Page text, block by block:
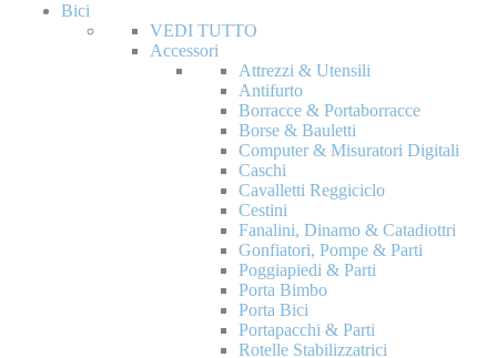
Bici
VEDI TUTTO
Accessori
Attrezzi & Utensili
Antifurto
Borracce & Portaborracce
Borse & Bauletti
Computer & Misuratori Digitali
Caschi
Cavalletti Reggiciclo
Cestini
Fanalini, Dinamo & Catadiottri
Gonfiatori, Pompe & Parti
Poggiapiedi & Parti
Porta Bimbo
Porta Bici
Portapacchi & Parti
Rotelle Stabilizzatrici